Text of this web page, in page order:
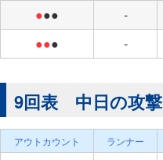
●●● -
●●● -
9回表 中日の攻撃
アウトカウント ランナー